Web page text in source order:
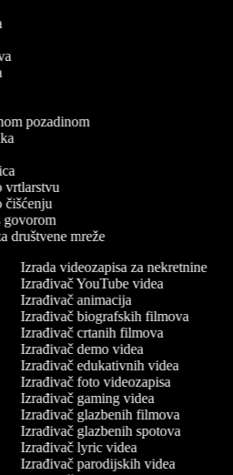
pozadinom
vrtlarstvu
čišćenju
govorom
društvene mreže
Izrada videozapisa za nekretnine
Izrađivač YouTube videa
Izrađivač animacija
Izrađivač biografskih filmova
Izrađivač crtanih filmova
Izrađivač demo videa
Izrađivač edukativnih videa
Izrađivač foto videozapisa
Izrađivač gaming videa
Izrađivač glazbenih filmova
Izrađivač glazbenih spotova
Izrađivač lyric videa
Izrađivač parodijskih videa